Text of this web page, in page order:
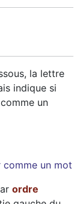
la lettre
indique si
un
comme un mot
ordre